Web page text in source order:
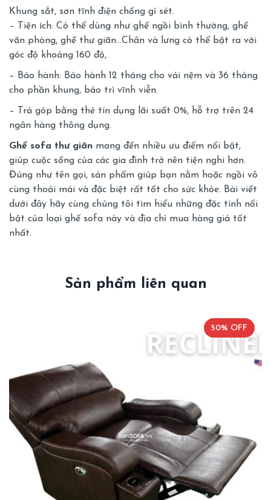
Khung sắt, sơn tĩnh điện chống gỉ sét.
– Tiện ích: Có thể dùng như ghế ngồi bình thường, ghế
văn phòng, ghế thư giãn…Chân và lưng có thể bật ra với
góc độ khoảng 160 độ,
– Bảo hành: Bảo hành 12 tháng cho vải nệm và 36 tháng
cho phần khung, bảo trì vĩnh viễn.
– Trả góp bằng thẻ tín dụng lãi suất 0%, hỗ trợ trên 24
ngân hàng thông dụng.
Ghế sofa thư giãn mang đến nhiều ưu điểm nổi bật,
giúp cuộc sống của các gia đình trở nên tiện nghi hơn.
Đúng như tên gọi, sản phẩm giúp bạn nằm hoặc ngồi vô
cùng thoải mái và đặc biệt rất tốt cho sức khỏe. Bài viết
dưới đây hãy cùng chúng tôi tìm hiểu những đặc tính nổi
bật của loại ghế sofa này và địa chỉ mua hàng giá tốt
nhất.
Sản phẩm liên quan
50% OFF